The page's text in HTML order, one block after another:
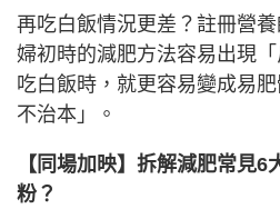
再吃白飯情況更差？註冊營
婦初時的減肥方法容易出現
吃白飯時，就更容易變成易
不治本」。
【同場加映】拆解減肥常見
粉？